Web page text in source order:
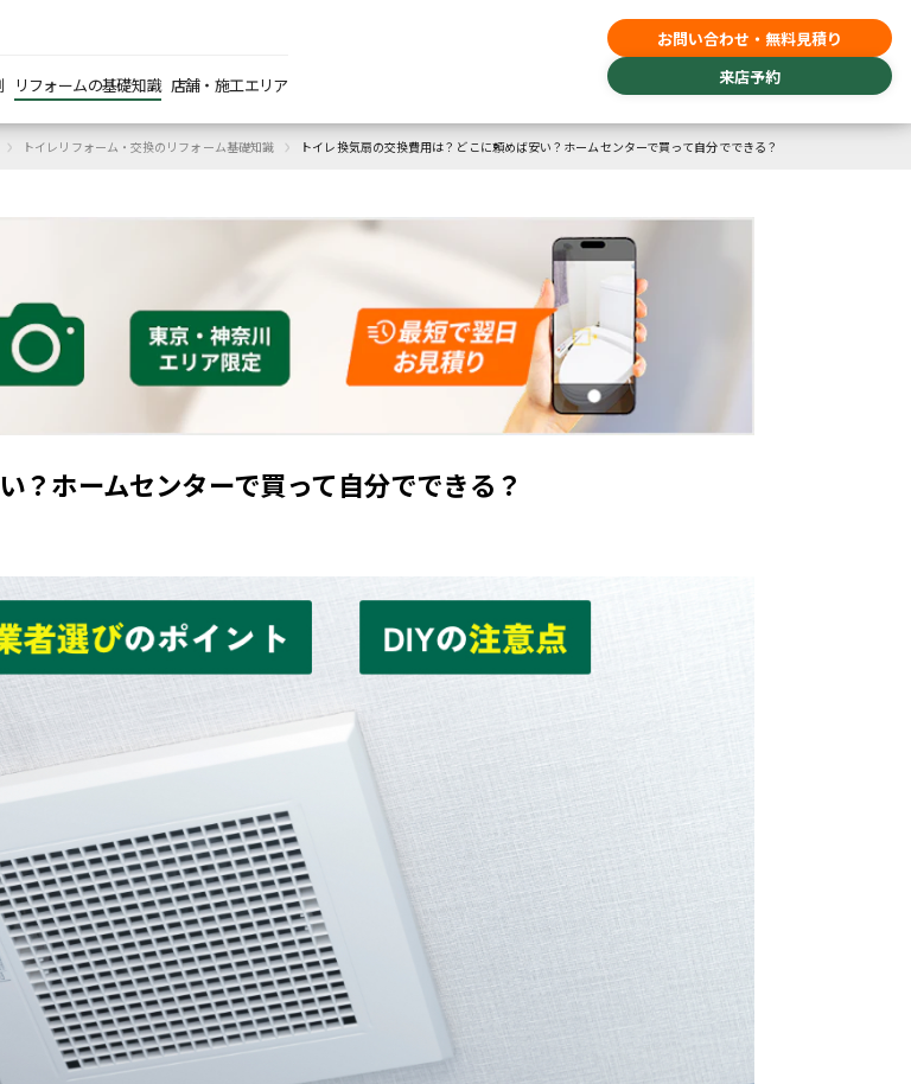
リフォームの基礎知識 店舗・施工エリア
お問い合わせ・無料見積り
来店予約
› トイレリフォーム・交換のリフォーム基礎知識 › トイレ換気扇の交換費用は？どこに頼めば安い？ホームセンターで買って自分でできる？
？ホームセンターで買って自分でできる？